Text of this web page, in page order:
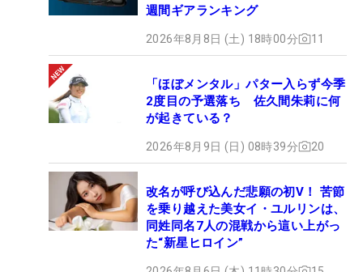
週間ギアランキング
2026年8月8日 (土) 18時00分 11
「ほぼメンタル」パター入らず今季
2度目の予選落ち 佐久間朱莉に何
が起きている？
2026年8月9日 (日) 08時39分 20
改名が呼び込んだ悲願の初V！ 苦節
を乗り越えた美女イ・ユルリンは、
同姓同名7人の混戦から這い上がっ
た“新星ヒロイン”